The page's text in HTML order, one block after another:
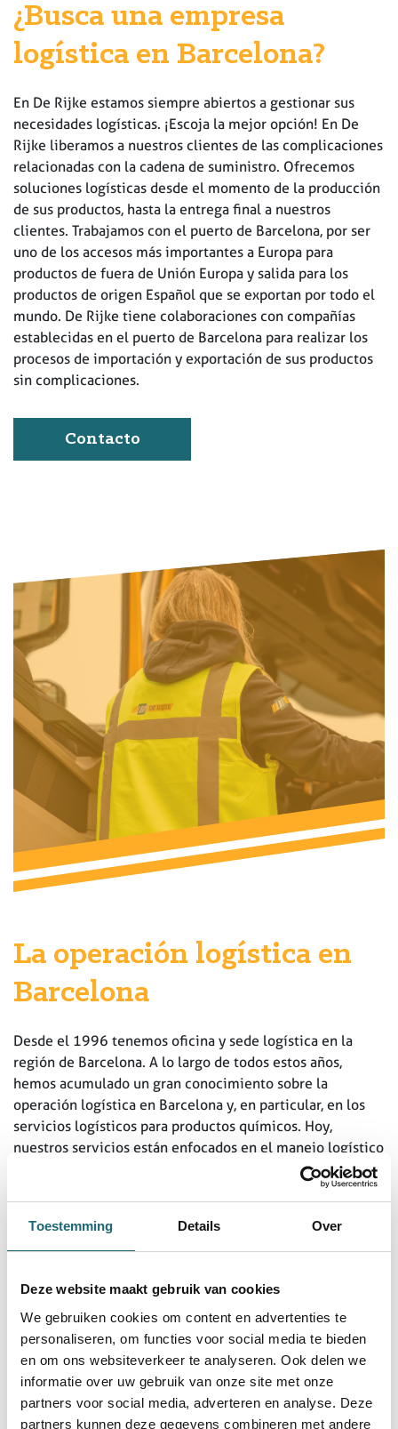
Toestemming Details Over
Deze website maakt gebruik van cookies
We gebruiken cookies om content en advertenties te
personaliseren, om functies voor social media te bieden
en om ons websiteverkeer te analyseren. Ook delen we
informatie over uw gebruik van onze site met onze
partners voor social media, adverteren en analyse. Deze
partners kunnen deze gegevens combineren met andere
¿Busca una empresa
logística en Barcelona?
En De Rijke estamos siempre abiertos a gestionar sus
necesidades logísticas. ¡Escoja la mejor opción! En De
Rijke liberamos a nuestros clientes de las complicaciones
relacionadas con la cadena de suministro. Ofrecemos
soluciones logísticas desde el momento de la producción
de sus productos, hasta la entrega final a nuestros
clientes. Trabajamos con el puerto de Barcelona, por ser
uno de los accesos más importantes a Europa para
productos de fuera de Unión Europa y salida para los
productos de origen Español que se exportan por todo el
mundo. De Rijke tiene colaboraciones con compañías
establecidas en el puerto de Barcelona para realizar los
procesos de importación y exportación de sus productos
sin complicaciones.
Contacto
La operación logística en
Barcelona
Desde el 1996 tenemos oficina y sede logística en la
región de Barcelona. A lo largo de todos estos años,
hemos acumulado un gran conocimiento sobre la
operación logística en Barcelona y, en particular, en los
servicios logísticos para productos químicos. Hoy,
nuestros servicios están enfocados en el manejo logístico
de productos químicos y productos generales, con el
enfoque a la materia prima. Gestionamos nuestros
Mogoda (G-Park). El transporte nacional y local también
es una de nuestras especialidades y esencial para manejar
urbanas y dentro de las ciudades. Manejamos los servicios
logísticos locales y al mismo tiempo las demandas
globales de nuestros clientes. La logística en nuestra
instalación está organizada de manera eficiente. Los
conductores que llegan al recinto, se registran sin esperas
en nuestra recepción a pie de muelle. Con las amplias
instalaciones de cross-docking, la carga y descarga de las